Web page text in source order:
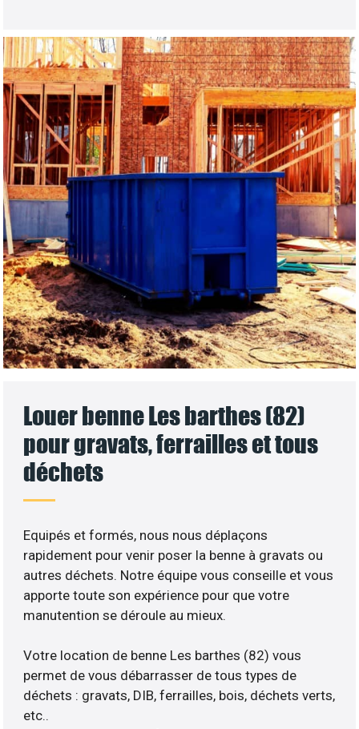
Louer benne Les barthes (82)
pour gravats, ferrailles et tous
déchets
Equipés et formés, nous nous déplaçons
rapidement pour venir poser la benne à gravats ou
autres déchets. Notre équipe vous conseille et vous
apporte toute son expérience pour que votre
manutention se déroule au mieux.
Votre location de benne Les barthes (82) vous
permet de vous débarrasser de tous types de
déchets : gravats, DIB, ferrailles, bois, déchets verts,
etc..